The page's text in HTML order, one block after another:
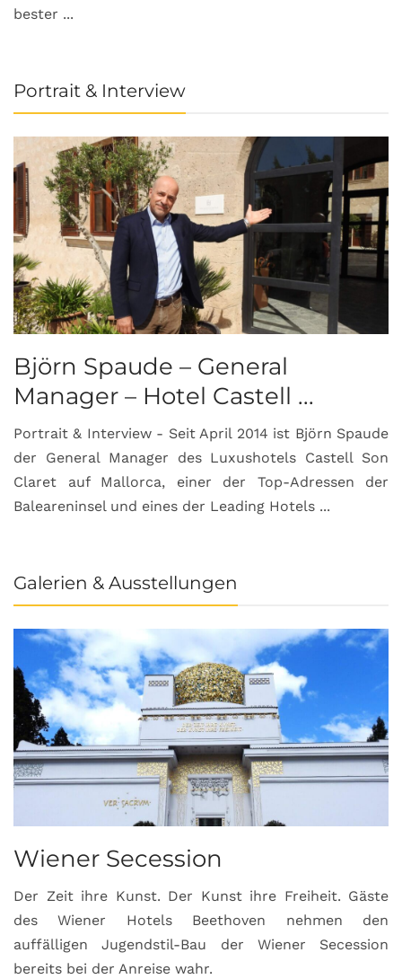
bester ...
Portrait & Interview
Björn Spaude – General
Manager – Hotel Castell ...
Portrait & Interview - Seit April 2014 ist Björn Spaude
der General Manager des Luxushotels Castell Son
Claret auf Mallorca, einer der Top-Adressen der
Baleareninsel und eines der Leading Hotels ...
Galerien & Ausstellungen
Wiener Secession
Der Zeit ihre Kunst. Der Kunst ihre Freiheit. Gäste
des Wiener Hotels Beethoven nehmen den
auffälligen Jugendstil-Bau der Wiener Secession
bereits bei der Anreise wahr.